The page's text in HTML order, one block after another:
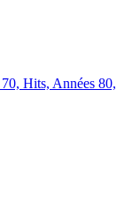
Hits, Années 80,